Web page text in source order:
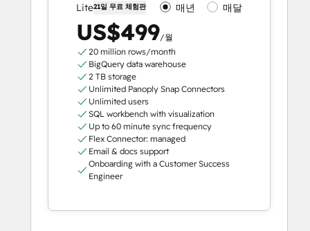
Lite21일 무료 체험판 매년 매달
US$499/월
20 million rows/month
BigQuery data warehouse
2 TB storage
Unlimited Panoply Snap Connectors
Unlimited users
SQL workbench with visualization
Up to 60 minute sync frequency
Flex Connector: managed
Email & docs support
Onboarding with a Customer Success
Engineer